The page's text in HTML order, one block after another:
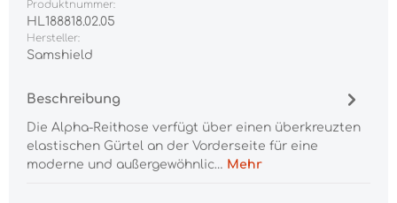
Produktnummer:
HL188818.02.05
Hersteller:
Samshield
Beschreibung
Die Alpha-Reithose verfügt über einen überkreuzten
elastischen Gürtel an der Vorderseite für eine
moderne und außergewöhnlic… Mehr